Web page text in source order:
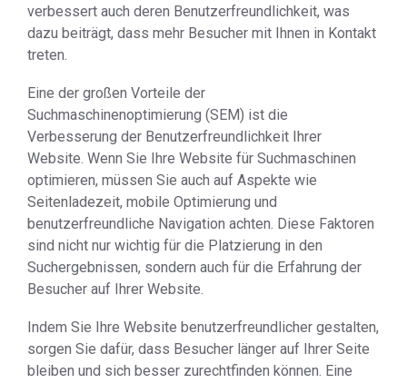
verbessert auch deren Benutzerfreundlichkeit, was
dazu beiträgt, dass mehr Besucher mit Ihnen in Kontakt
treten.
Eine der großen Vorteile der
Suchmaschinenoptimierung (SEM) ist die
Verbesserung der Benutzerfreundlichkeit Ihrer
Website. Wenn Sie Ihre Website für Suchmaschinen
optimieren, müssen Sie auch auf Aspekte wie
Seitenladezeit, mobile Optimierung und
benutzerfreundliche Navigation achten. Diese Faktoren
sind nicht nur wichtig für die Platzierung in den
Suchergebnissen, sondern auch für die Erfahrung der
Besucher auf Ihrer Website.
Indem Sie Ihre Website benutzerfreundlicher gestalten,
sorgen Sie dafür, dass Besucher länger auf Ihrer Seite
bleiben und sich besser zurechtfinden können. Eine